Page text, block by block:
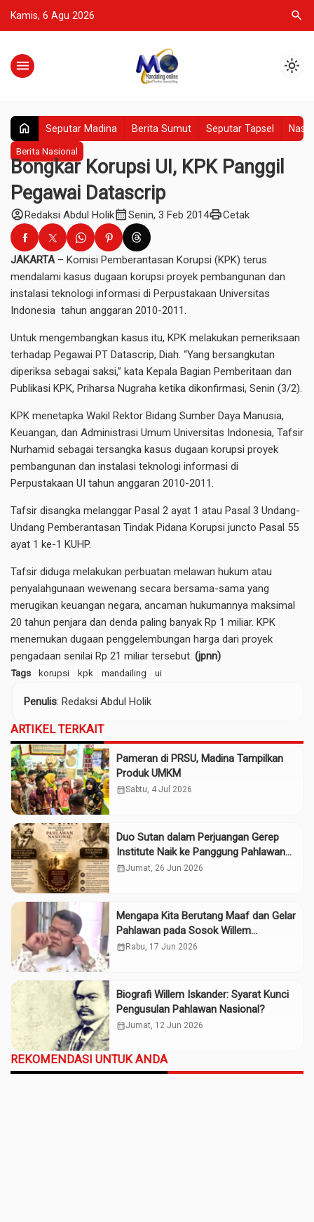
Kamis, 6 Agu 2026 search
menu light_mode
home Seputar Madina Berita Sumut Seputar Tapsel
Berita Nasional
Bongkar Korupsi UI, KPK Panggil
Pegawai Datascrip
account_circleRedaksi Abdul Holikcalendar_monthSenin, 3 Feb 2014printCetak
JAKARTA – Komisi Pemberantasan Korupsi (KPK) terus
mendalami kasus dugaan korupsi proyek pembangunan dan
instalasi teknologi informasi di Perpustakaan Universitas
Indonesia tahun anggaran 2010-2011.
Untuk mengembangkan kasus itu, KPK melakukan pemeriksaan
terhadap Pegawai PT Datascrip, Diah. “Yang bersangkutan
diperiksa sebagai saksi,” kata Kepala Bagian Pemberitaan dan
Publikasi KPK, Priharsa Nugraha ketika dikonfirmasi, Senin (3/2).
KPK menetapka Wakil Rektor Bidang Sumber Daya Manusia,
Keuangan, dan Administrasi Umum Universitas Indonesia, Tafsir
Nurhamid sebagai tersangka kasus dugaan korupsi proyek
pembangunan dan instalasi teknologi informasi di
Perpustakaan UI tahun anggaran 2010-2011.
Tafsir disangka melanggar Pasal 2 ayat 1 atau Pasal 3 Undang-
Undang Pemberantasan Tindak Pidana Korupsi juncto Pasal 55
ayat 1 ke-1 KUHP.
Tafsir diduga melakukan perbuatan melawan hukum atau
penyalahgunaan wewenang secara bersama-sama yang
merugikan keuangan negara, ancaman hukumannya maksimal
20 tahun penjara dan denda paling banyak Rp 1 miliar. KPK
menemukan dugaan penggelembungan harga dari proyek
pengadaan senilai Rp 21 miliar tersebut. (jpnn)
Tags korupsi kpk mandailing ui
Penulis: Redaksi Abdul Holik
ARTIKEL TERKAIT
Pameran di PRSU, Madina Tampilkan
Produk UMKM
calendar_monthSabtu, 4 Jul 2026
Duo Sutan dalam Perjuangan Gerep
Institute Naik ke Panggung Pahlawan
Nasional
calendar_monthJumat, 26 Jun 2026
Mengapa Kita Berutang Maaf dan Gelar
Pahlawan pada Sosok Willem
Iskander?
calendar_month Rabu, 17 Jun 2026
Biografi Willem Iskander: Syarat Kunci
Pengusulan Pahlawan Nasional?
calendar_monthJumat, 12 Jun 2026
REKOMENDASI UNTUK ANDA